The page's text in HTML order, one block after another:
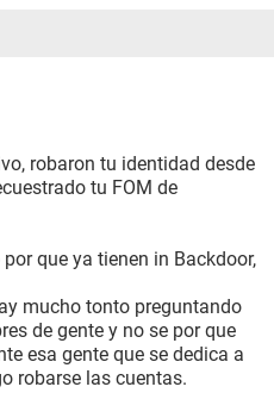
robaron tu identidad desde
tu FOM de
que ya tienen in Backdoor,
mucho tonto preguntando
de gente y no se por que
esa gente que se dedica a
robarse las cuentas.